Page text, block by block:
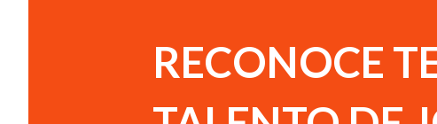
RECONOCE